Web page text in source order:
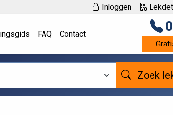
Inloggen
FAQ Contact